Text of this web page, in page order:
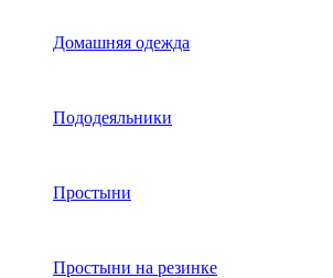
Домашняя одежда
Пододеяльники
Простыни
Простыни на резинке